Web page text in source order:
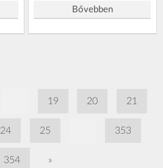
Bővebben
19 20 21
24 25 353
354 »